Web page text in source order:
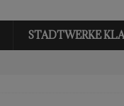
STADTWERKE